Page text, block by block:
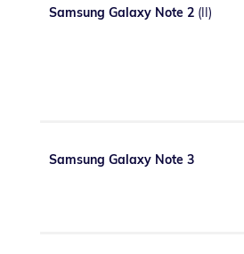
Samsung Galaxy Note 2 (II)
Samsung Galaxy Note 3